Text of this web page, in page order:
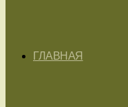
ГЛАВНАЯ